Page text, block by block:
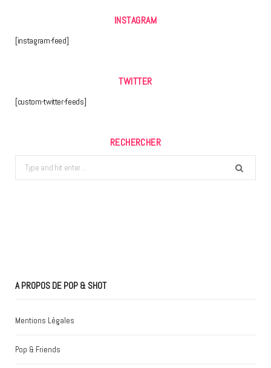
INSTAGRAM
[instagram-feed]
TWITTER
[custom-twitter-feeds]
RECHERCHER
Search
for:
A PROPOS DE POP & SHOT
Mentions Légales
Pop & Friends